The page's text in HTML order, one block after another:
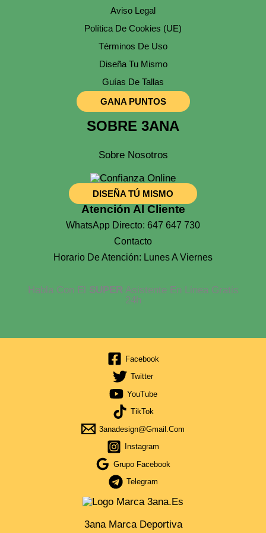
Aviso Legal
Política De Cookies (UE)
Términos De Uso
Diseña Tu Mismo
Guías De Tallas
GANA PUNTOS
SOBRE 3ANA
Sobre Nosotros
DISEÑA TÚ MISMO
Atención Al Cliente
WhatsApp Directo: 647 647 730
Contacto
Horario De Atención: Lunes A Viernes
Habla Con El SUPERAsistente En Linea Gratis
24h
Facebook
Twitter
YouTube
TikTok
3anadesign@gmail.com
Instagram
Grupo Facebook
Telegram
3ana Marca Deportiva